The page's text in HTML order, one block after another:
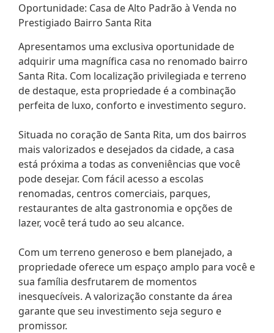
Oportunidade: Casa de Alto Padrão à Venda no
Prestigiado Bairro Santa Rita
Apresentamos uma exclusiva oportunidade de
adquirir uma magnífica casa no renomado bairro
Santa Rita. Com localização privilegiada e terreno
de destaque, esta propriedade é a combinação
perfeita de luxo, conforto e investimento seguro.
Situada no coração de Santa Rita, um dos bairros
mais valorizados e desejados da cidade, a casa
está próxima a todas as conveniências que você
pode desejar. Com fácil acesso a escolas
renomadas, centros comerciais, parques,
restaurantes de alta gastronomia e opções de
lazer, você terá tudo ao seu alcance.
Com um terreno generoso e bem planejado, a
propriedade oferece um espaço amplo para você e
sua família desfrutarem de momentos
inesquecíveis. A valorização constante da área
garante que seu investimento seja seguro e
promissor.